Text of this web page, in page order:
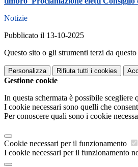
Notizie
Pubblicato il 13-10-2025
Questo sito o gli strumenti terzi da
Personalizza Rifiuta tutti i cookies
Gestione cookie
In questa schermata è possibile scegliere
I cookie necessari sono quelli che
Per conoscere quali sono i cookie
Cookie necessari per il funzionamento
I cookie necessari per il funzionamento